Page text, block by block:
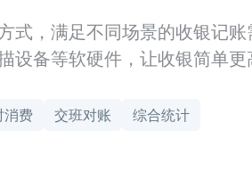
式，满足不同场景的收银记账
设备等软硬件，让收银简单更
消费 交班对账 综合统计